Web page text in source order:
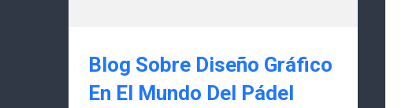
Blog Sobre Diseño Gráfico
En El Mundo Del Pádel